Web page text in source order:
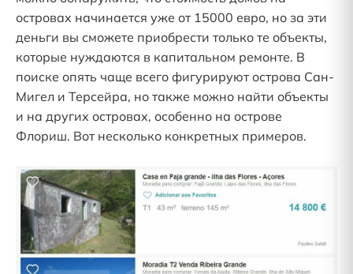
островах начинается уже от 15000 евро, но за эти
деньги вы сможете приобрести только те объекты,
которые нуждаются в капитальном ремонте. В
поиске опять чаще всего фигурируют острова Сан-
Мигел и Терсейра, но также можно найти объекты
и на других островах, особенно на острове
Флориш. Вот несколько конкретных примеров.